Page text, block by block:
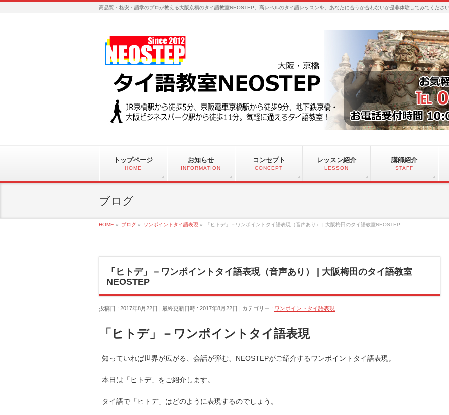
高品質・格安・語学のプロが教える大阪京橋のタイ語教室NEOSTEP。高レベルのタイ語レッスンを。あなたに合うか合わないか是非体験してみてください
トップページ
HOME
お知らせ
INFORMATION
コンセプト
CONCEPT
レッスン紹介
LESSON
講師紹介
STAFF
ブログ
HOME » ブログ » ワンポイントタイ語表現 » 「ヒトデ」－ワンポイントタイ語表現（音声あり） | 大阪梅田のタイ語教室NEOSTEP
「ヒトデ」－ワンポイントタイ語表現（音声あり） | 大阪梅田のタイ語教室
NEOSTEP
投稿日 : 2017年8月22日 最終更新日時 : 2017年8月22日 カテゴリー : ワンポイントタイ語表現
「ヒトデ」－ワンポイントタイ語表現
知っていれば世界が広がる、会話が弾む、NEOSTEPがご紹介するワンポイントタイ語表現。
本日は「ヒトデ」をご紹介します。
タイ語で「ヒトデ」はどのように表現するのでしょう。